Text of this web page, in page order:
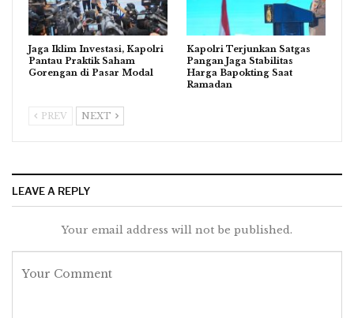
Jaga Iklim Investasi, Kapolri
Pantau Praktik Saham
Gorengan di Pasar Modal
Kapolri Terjunkan Satgas
Pangan Jaga Stabilitas
Harga Bapokting Saat
Ramadan
PREV NEXT
LEAVE A REPLY
Your email address will not be published.